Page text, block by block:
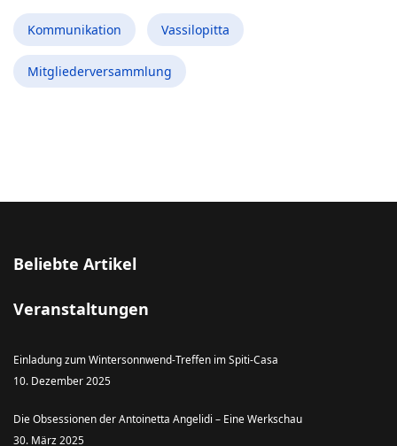
Kommunikation Vassilopitta
Mitgliederversammlung
Beliebte Artikel
Veranstaltungen
Einladung zum Wintersonnwend-Treffen im Spiti-Casa
10. Dezember 2025
Die Obsessionen der Antoinetta Angelidi – Eine Werkschau
30. März 2025